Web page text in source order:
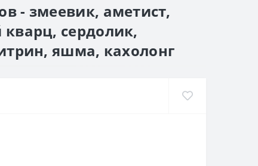
- змеевик, аметист,
сердолик,
яшма, кахолонг